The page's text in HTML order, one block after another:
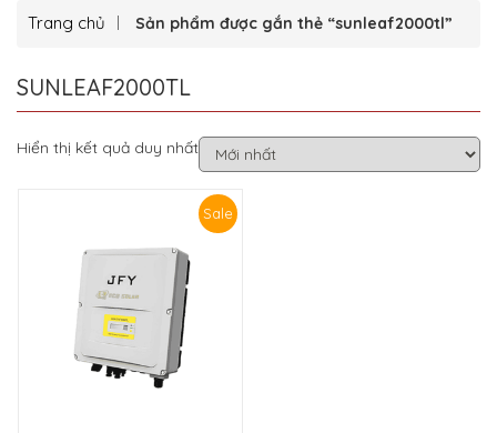
Trang chủ Sản phẩm được gắn thẻ “sunleaf2000tl”
SUNLEAF2000TL
Hiển thị kết quả duy nhất
Sale